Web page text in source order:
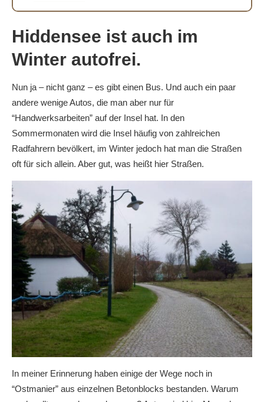
Hiddensee ist auch im
Winter autofrei.
Nun ja – nicht ganz – es gibt einen Bus. Und auch ein paar
andere wenige Autos, die man aber nur für
“Handwerksarbeiten” auf der Insel hat. In den
Sommermonaten wird die Insel häufig von zahlreichen
Radfahrern bevölkert, im Winter jedoch hat man die Straßen
oft für sich allein. Aber gut, was heißt hier Straßen.
In meiner Erinnerung haben einige der Wege noch in
“Ostmanier” aus einzelnen Betonblocks bestanden. Warum